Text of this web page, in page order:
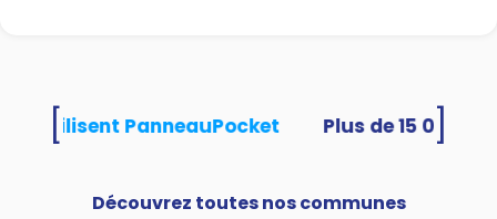
utilisent PanneauPocket
Découvrez toutes nos communes